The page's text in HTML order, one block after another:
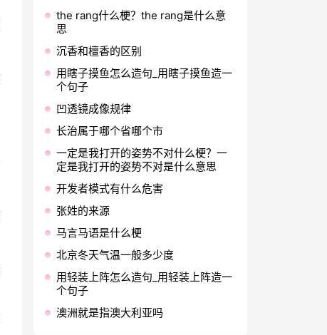
the rang什么梗？the rang是什么意
思
沉香和檀香的区别
用瞎子摸鱼怎么造句_用瞎子摸鱼造一
个句子
凹透镜成像规律
长治属于哪个省哪个市
一定是我打开的姿势不对什么梗？一
定是我打开的姿势不对是什么意思
开发者模式有什么危害
张姓的来源
马言马语是什么梗
北京冬天气温一般多少度
用轻装上阵怎么造句_用轻装上阵造一
个句子
澳洲就是指澳大利亚吗